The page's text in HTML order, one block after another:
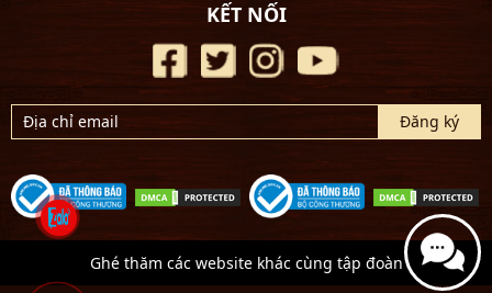
KẾT NỐI
Ghé thăm các website khác cùng tập đoàn